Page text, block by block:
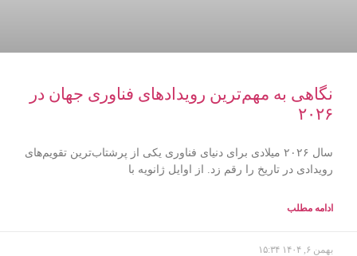
نگاهی به مهم‌ترین رویدادهای فناوری جهان در
۲۰۲۶
سال ۲۰۲۶ میلادی برای دنیای فناوری یکی از پرشتاب‌ترین تقویم‌های
رویدادی در تاریخ را رقم زد. از اوایل ژانویه با
ادامه مطلب
بهمن ۶, ۱۴۰۴ ۱۵:۳۴